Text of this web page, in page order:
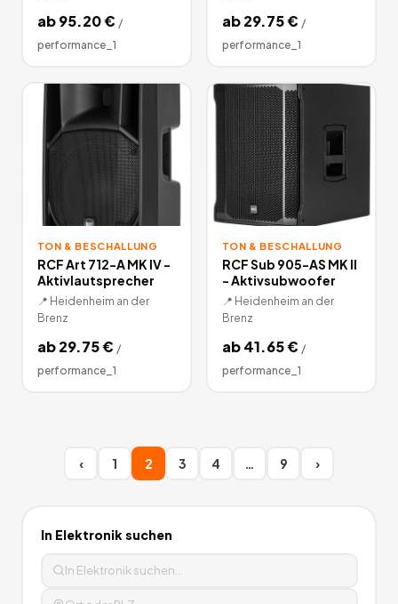
ab95.20€ /
performance_1
ab29.75€ /
performance_1
TON & BESCHALLUNG
RCF Art 712-A MK IV -
Aktivlautsprecher
📍 Heidenheim an der
Brenz
ab29.75€ /
performance_1
TON & BESCHALLUNG
RCF Sub 905-AS MK II
- Aktivsubwoofer
📍 Heidenheim an der
Brenz
ab41.65€ /
performance_1
‹ 1 2 3 4 … 9 ›
In Elektronik suchen